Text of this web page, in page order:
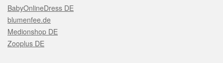
BabyOnlineDress DE
blumenfee.de
Medionshop DE
Zooplus DE